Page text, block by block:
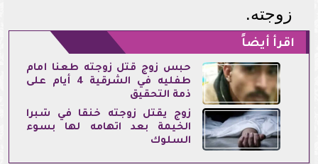
زوجته.
اقرأ أيضاً
حبس زوج قتل زوجته طعنًا أمام
طفليه في الشرقية 4 أيام على
ذمة التحقيق
زوج يقتل زوجته خنقًا في شبرا
الخيمة بعد اتهامه لها بسوء
السلوك